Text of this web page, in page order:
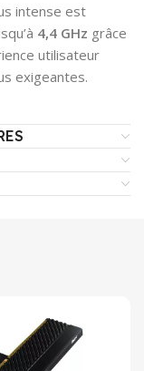
intense est
4,4 GHz grâce
utilisateur
exigeantes.